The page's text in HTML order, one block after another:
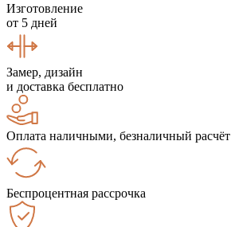
Изготовление
от 5 дней
Замер, дизайн
и доставка бесплатно
Оплата наличными, безналичный расчёт
Беспроцентная рассрочка